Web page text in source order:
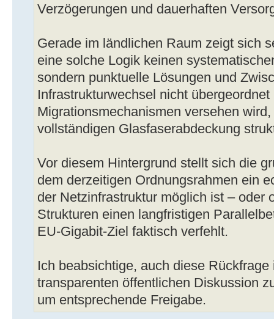
Verzögerungen und dauerhaften
Gerade im ländlichen Raum zeigt sich
eine solche Logik keinen
sondern punktuelle Lösungen und
Infrastrukturwechsel nicht
Migrationsmechanismen versehen
vollständigen Glasfaserabdeckung
Vor diesem Hintergrund stellt sich die
dem derzeitigen Ordnungsrahmen ein
der Netzinfrastruktur möglich ist – oder
Strukturen einen langfristigen
EU-Gigabit-Ziel faktisch verfehlt.
Ich beabsichtige, auch diese
transparenten öffentlichen Diskussion
um entsprechende Freigabe.